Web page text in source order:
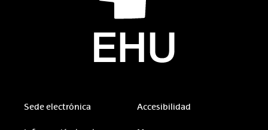
Sede electrónica Accesibilidad